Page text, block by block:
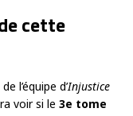
cette
l’équipe d’Injustice
voir si le 3e tome